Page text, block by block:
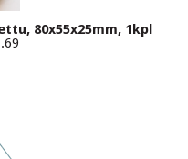
80x55x25mm, 1kpl